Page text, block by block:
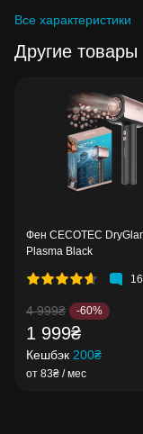
Все характеристики
Другие товары
Фен CECOTEC
Plasma Black
16
4 999₴ -60%
1 999₴
Кешбэк 200₴
от 83₴ / мес